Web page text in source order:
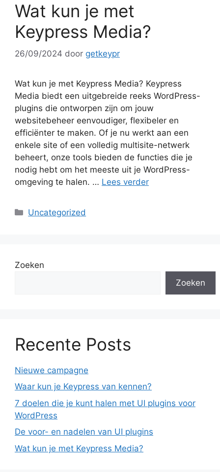
Wat kun je met
Keypress Media?
26/09/2024 door getkeypr
Wat kun je met Keypress Media? Keypress
Media biedt een uitgebreide reeks WordPress-
plugins die ontworpen zijn om jouw
websitebeheer eenvoudiger, flexibeler en
efficiënter te maken. Of je nu werkt aan een
enkele site of een volledig multisite-netwerk
beheert, onze tools bieden de functies die je
nodig hebt om het meeste uit je WordPress-
omgeving te halen. … Lees verder
Categorieën
Uncategorized
Zoeken
Zoeken
Recente Posts
Nieuwe campagne
Waar kun je Keypress van kennen?
7 doelen die je kunt halen met UI plugins voor
WordPress
De voor- en nadelen van UI plugins
Wat kun je met Keypress Media?